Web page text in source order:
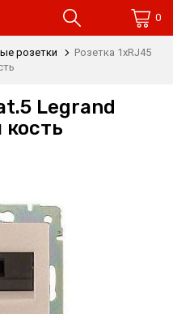
0
розетки
Розетка 1xRJ45
Legrand
кость